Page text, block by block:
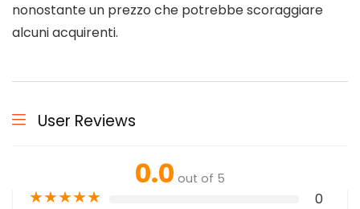
nonostante un prezzo che potrebbe scoraggiare
alcuni acquirenti.
User Reviews
0.0 out of 5
★★★★★ 0